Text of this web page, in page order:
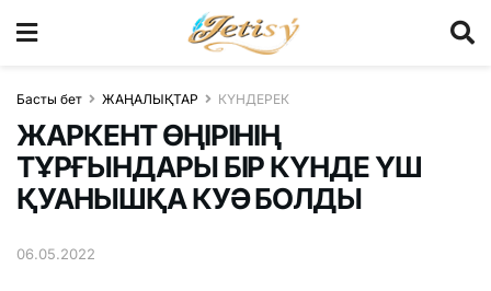
Басты бет ЖАҢАЛЫҚТАР КҮНДЕРЕК
ЖАРКЕНТ ӨҢІРІНІҢ
ТҰРҒЫНДАРЫ БІР КҮНДЕ ҮШ
ҚУАНЫШҚА КУӘ БОЛДЫ
06.05.2022